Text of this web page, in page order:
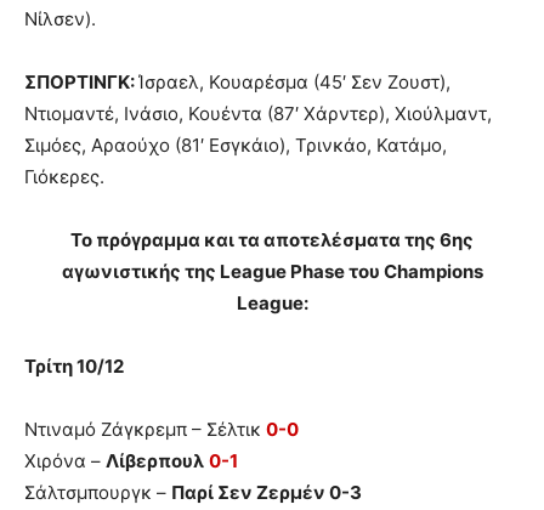
Νίλσεν).
ΣΠΟΡΤΙΝΓΚ:Ίσραελ, Κουαρέσμα (45′ Σεν Ζουστ),
Ντιομαντέ, Ινάσιο, Κουέντα (87′ Χάρντερ), Χιούλμαντ,
Σιμόες, Αραούχο (81′ Εσγκάιο), Τρινκάο, Κατάμο,
Γιόκερες.
Το πρόγραμμα και τα αποτελέσματα της 6ης
αγωνιστικής της League Phase του Champions
League:
Τρίτη 10/12
Ντιναμό Ζάγκρεμπ – Σέλτικ 0-0
Χιρόνα – Λίβερπουλ 0-1
Σάλτσμπουργκ – Παρί Σεν Ζερμέν 0-3